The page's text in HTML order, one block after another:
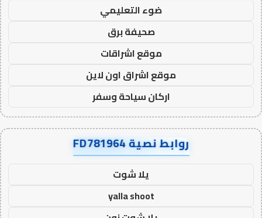
ضوء التعليمي
صحيفة برق
موقع اشراقات
موقع اشراق اون لاين
اركان سياحة وسفر
روابط نصية FD781964
يلا شوت
yalla shoot